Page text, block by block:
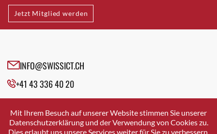
Bülach
Cazis
Cham
Davos Platz
Davos Platz 1
Dietikon
Dietlikon
Jetzt Mitglied werden
INFO@SWISSICT.CH
+41 43 336 40 20
SWISSICT
VULKANSTRASSE 120
8048 ZURICH
Mit Ihrem Besuch auf unserer Website stimmen Sie unserer
Datenschutzerklärung und der Verwendung von Cookies zu.
Dies erlaubt uns unsere Services weiter für Sie zu verbessern.